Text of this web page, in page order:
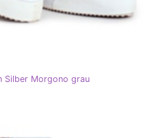
Silber Morgono grau